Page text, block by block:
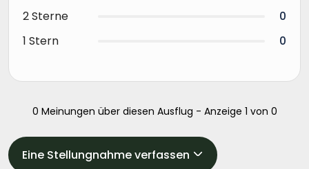
2 Sterne
0
1 Stern
0
0 Meinungen über diesen Ausflug - Anzeige 1 von 0
Eine Stellungnahme verfassen